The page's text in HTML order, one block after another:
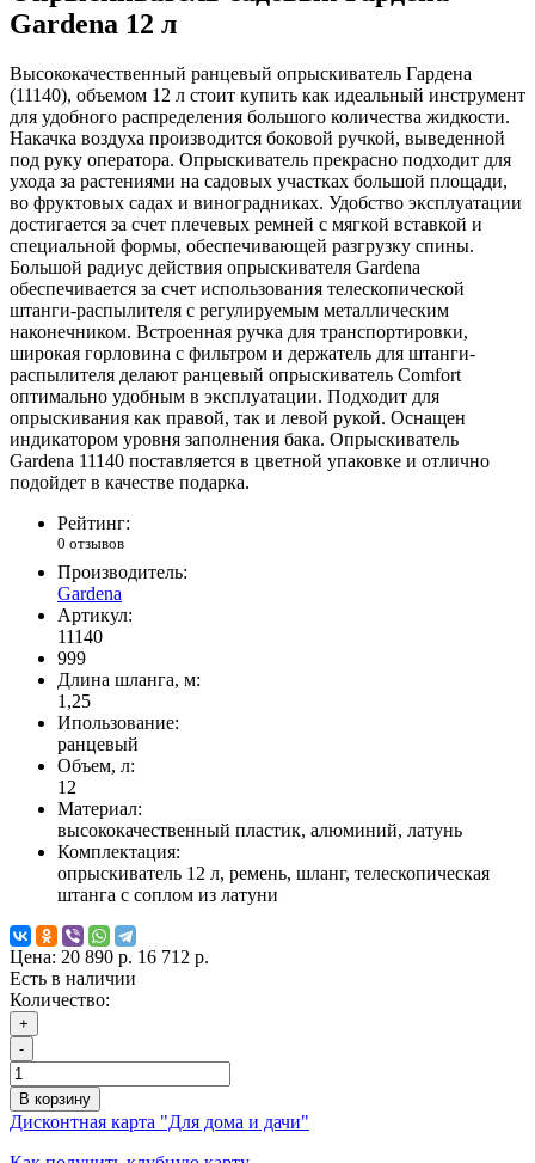
Gardena 12 л
Высококачественный ранцевый опрыскиватель Гардена
(11140), объемом 12 л стоит купить как идеальный инструмент
для удобного распределения большого количества жидкости.
Накачка воздуха производится боковой ручкой, выведенной
под руку оператора. Опрыскиватель прекрасно подходит для
ухода за растениями на садовых участках большой площади,
во фруктовых садах и виноградниках. Удобство эксплуатации
достигается за счет плечевых ремней с мягкой вставкой и
специальной формы, обеспечивающей разгрузку спины.
Большой радиус действия опрыскивателя Gardena
обеспечивается за счет использования телескопической
штанги-распылителя с регулируемым металлическим
наконечником. Встроенная ручка для транспортировки,
широкая горловина с фильтром и держатель для штанги-
распылителя делают ранцевый опрыскиватель Comfort
оптимально удобным в эксплуатации. Подходит для
опрыскивания как правой, так и левой рукой. Оснащен
индикатором уровня заполнения бака. Опрыскиватель
Gardena 11140 поставляется в цветной упаковке и отлично
подойдет в качестве подарка.
Рейтинг:
0 отзывов
Производитель:
Gardena
Артикул:
11140
999
Длина шланга, м:
1,25
Ипользование:
ранцевый
Объем, л:
12
Материал:
высококачественный пластик, алюминий, латунь
Комплектация:
опрыскиватель 12 л, ремень, шланг, телескопическая
штанга с соплом из латуни
Цена: 20 890 р. 16 712 р.
Есть в наличии
Количество:
+
-
В корзину
Дисконтная карта "Для дома и дачи"